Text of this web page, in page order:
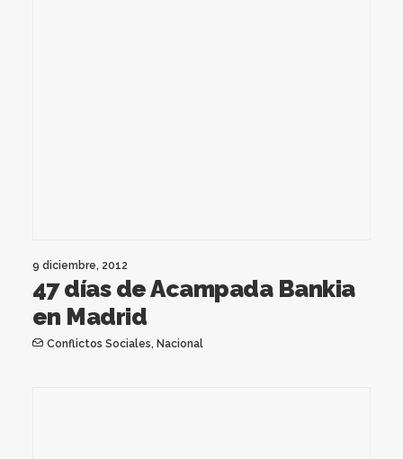
9 diciembre, 2012
47 días de Acampada Bankia
en Madrid
Conflictos Sociales, Nacional